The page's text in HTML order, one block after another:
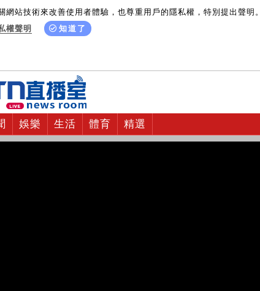
站技術來改善使用者體驗，也尊重用戶的隱私權，特別提出聲明。
權聲明
知道了
娛樂 生活 體育 精選